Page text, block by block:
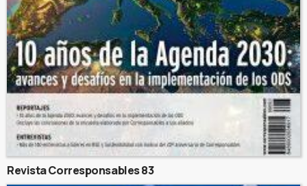
Revista Corresponsables 83